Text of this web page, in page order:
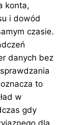
konta,
i dowód
czasie.
danych bez
to
w
gdy